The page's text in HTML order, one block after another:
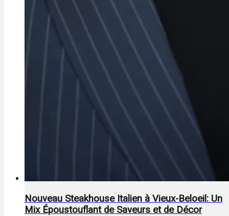
Nouveau Steakhouse Italien à Vieux-Beloeil: Un
Mix Époustouflant de Saveurs et de Décor